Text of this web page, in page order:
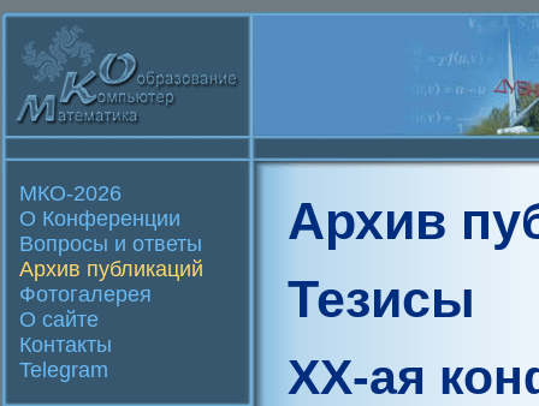
МКО-2026
О Конференции
Вопросы и ответы
Архив публикаций
Фотогалерея
О сайте
Контакты
Telegram
Архив
Тезисы
XX-ая